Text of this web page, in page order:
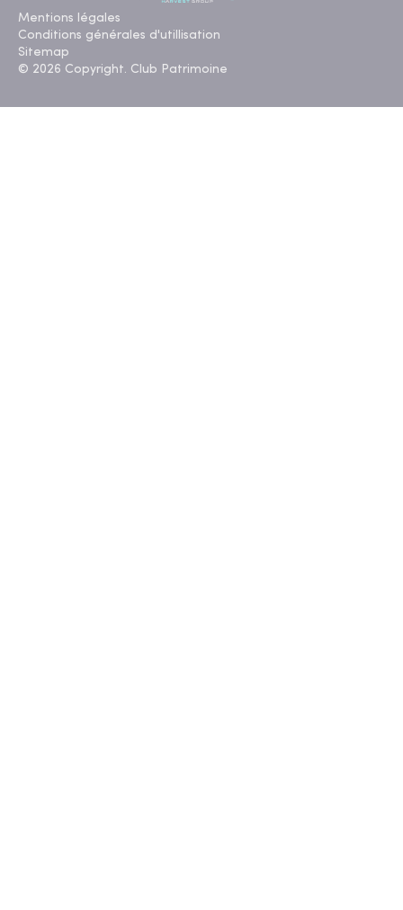
Mentions légales
Conditions générales d'utillisation
Sitemap
© 2026 Copyright. Club Patrimoine